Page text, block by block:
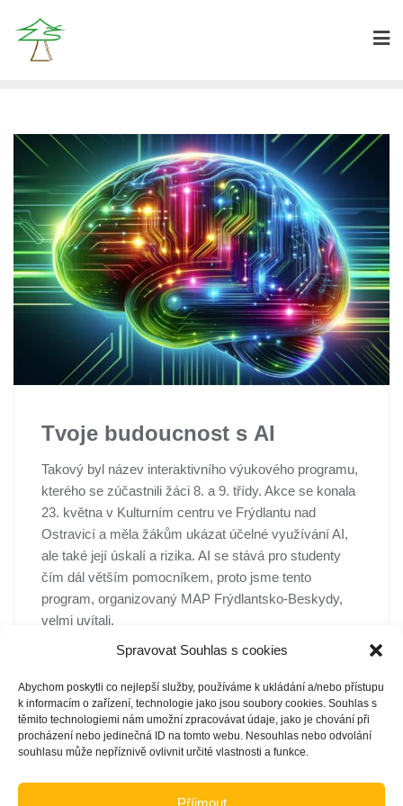
Spravovat Souhlas s cookies
Abychom poskytli co nejlepší služby, používáme k ukládání a/nebo přístupu
k informacím o zařízení, technologie jako jsou soubory cookies. Souhlas s
těmito technologiemi nám umožní zpracovávat údaje, jako je chování při
procházení nebo jedinečná ID na tomto webu. Nesouhlas nebo odvolání
souhlasu může nepříznivě ovlivnit určité vlastnosti a funkce.
Příjmout
Tvoje budoucnost s AI
Takový byl název interaktivního výukového programu,
kterého se zúčastnili žáci 8. a 9. třídy. Akce se konala
23. května v Kulturním centru ve Frýdlantu nad
Ostravicí a měla žákům ukázat účelné využívání AI,
ale také její úskalí a rizika. AI se stává pro studenty
čím dál větším pomocníkem, proto jsme tento
program, organizovaný MAP Frýdlantsko-Beskydy,
velmi uvítali.
ZŠ a MŠ Ostravice